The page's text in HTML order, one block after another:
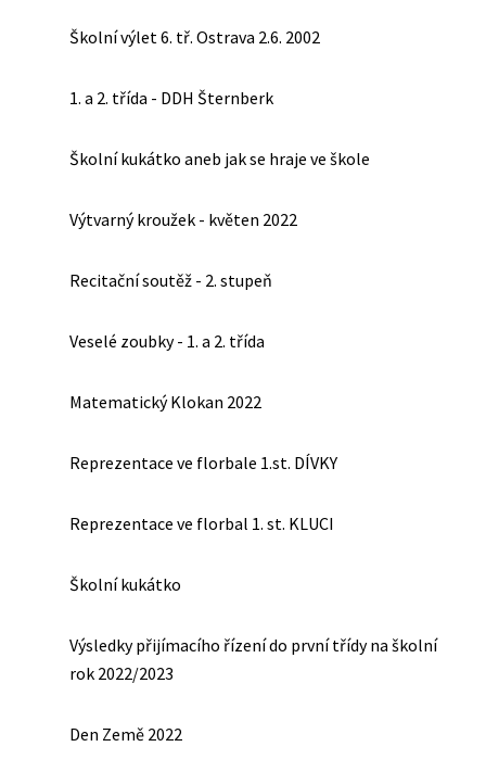
Školní výlet 6. tř. Ostrava 2.6. 2002
1. a 2. třída - DDH Šternberk
Školní kukátko aneb jak se hraje ve škole
Výtvarný kroužek - květen 2022
Recitační soutěž - 2. stupeň
Veselé zoubky - 1. a 2. třída
Matematický Klokan 2022
Reprezentace ve florbale 1.st. DÍVKY
Reprezentace ve florbal 1. st. KLUCI
Školní kukátko
Výsledky přijímacího řízení do první třídy na školní
rok 2022/2023
Den Země 2022